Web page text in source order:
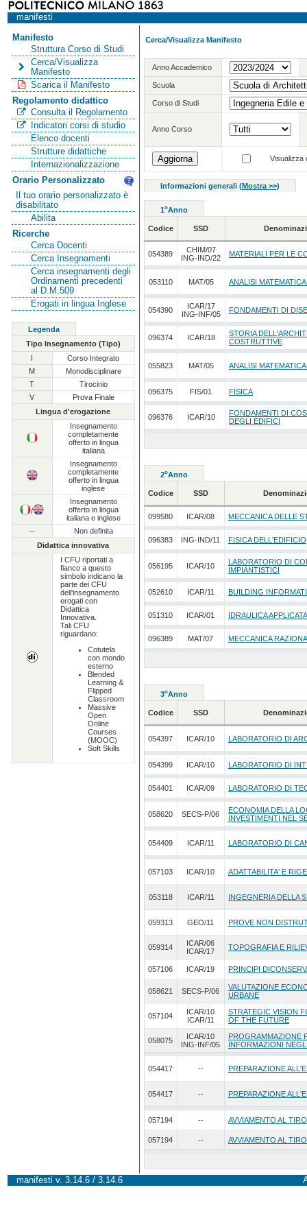
manifesti
Manifesto
Struttura Corso di Studi
Cerca/Visualizza
Manifesto
Scarica il Manifesto
Regolamento didattico
Consulta il Regolamento
Indicatori corsi di studio
Elenco docenti
Strutture didattiche
Internazionalizzazione
Orario Personalizzato
Il tuo orario personalizzato è
disabilitato
Abilita
Ricerche
Cerca Docenti
Cerca Insegnamenti
Cerca insegnamenti degli
Ordinamenti precedenti
al D.M.509
Erogati in lingua Inglese
Legenda
Tipo Insegnamento (Tipo)
I
Corso Integrato
M
Monodisciplinare
T
Tirocinio
V
Prova Finale
Lingua d'erogazione
Insegnamento
completamente
offerto in lingua
italiana
Insegnamento
completamente
offerto in lingua
inglese
/
Insegnamento
offerto in lingua
italiana e inglese
--
Non definita
Didattica innovativa
I CFU riportati a
fianco a questo
simbolo indicano la
parte dei CFU
dell'insegnamento
erogati con
Didattica
Innovativa.
Tali CFU
riguardano:
Cotutela
con mondo
esterno
Blended
Learning &
Flipped
Classroom
Massive
Open
Online
Courses
(MOOC)
Soft Skills
Cerca/Visualizza Manifesto
Anno Accademico
Scuola
Corso di Studi
Anno Corso
Visualizza
Informazioni generali (Mostra >>)
1oAnno
Codice SSD
054389
CHIM/07
ING-IND/22
MATERIALI PER LE
053110 MAT/05 ANALISI MATEMATICA
054390
ICAR/17
ING-INF/05
FONDAMENTI DI
096374 ICAR/18
STORIA
COSTRUTTIVE
055823 MAT/05 ANALISI MATEMATICA
096375 FIS/01 FISICA
096376 ICAR/10
FONDAMENTI DI
DEGLI EDIFICI
2oAnno
Codice SSD
099580 ICAR/08 MECCANICA DELLE
096383 ING-IND/11 FISICA DELL'EDIFICIO
056195 ICAR/10
LABORATORIO DI
IMPIANTISTICI
052610 ICAR/11 BUILDING
051310 ICAR/01 IDRAULICA APPLICATA
096389 MAT/07 MECCANICA
3oAnno
Codice SSD
054397 ICAR/10 LABORATORIO DI
054399 ICAR/10 LABORATORIO DI
054401 ICAR/09 LABORATORIO DI
058620 SECS-P/06
ECONOMIA DELLA
INVESTIMENTI NEL
054409 ICAR/11 LABORATORIO DI
057103 ICAR/10 ADATTABILITA' E
053118 ICAR/11 INGEGNERIA DELLA
059313 GEO/11 PROVE NON
059314
ICAR/06
ICAR/17
TOPOGRAFIA E
057106 ICAR/19 PRINCIPI
058621 SECS-P/06
VALUTAZIONE
URBANE
057104
ICAR/10
ICAR/11
STRATEGIC VISION
OF THE FUTURE
058075
ICAR/10
ING-INF/05
PROGRAMMAZIONE
INFORMAZIONI
054417 -- PREPARAZIONE
054417 -- PREPARAZIONE
057194 -- AVVIAMENTO AL
057194 -- AVVIAMENTO AL
manifesti v. 3.14.6 / 3.14.6